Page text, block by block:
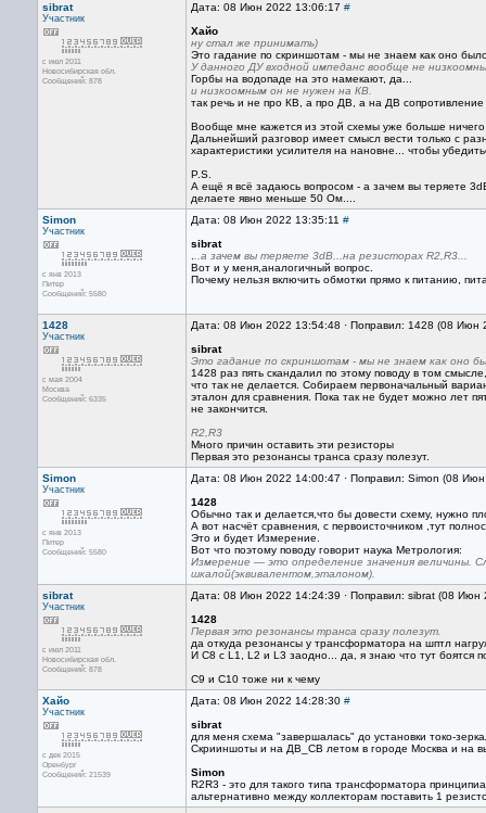
sibrat
Участник
с июл 2011
Новосибирская обл.
Сообщений: 878
Дата: 08 Июн 2022 13:06:17 #
Хайо
ну стал же принимать)
Это гадание по скриншотам - мы не знаем как оно
У данного ДУ входной импеданс вообще не
Горбы на водопаде на это намекают, да...
и низкоомным он не нужен на КВ.
так речь и не про КВ, а про ДВ, а на ДВ
Вообще мне кажется из этой схемы уже больше
Дальнейший разговор имеет смысл вести только с
характеристики усилителя на нановне... чтобы
P.S.
А ещё я всё задаюсь вопросом - а зачем вы теряете
делаете явно меньше 50 Ом....
Simon
Участник
с янв 2013
Питер
Сообщений: 5580
Дата: 08 Июн 2022 13:35:11 #
sibrat
..а зачем вы теряете 3dB...на резисторах R2,R3...
Вот и у меня,аналогичный вопрос.
Почему нельзя включить обмотки прямо к питанию,
1428
Участник
с мая 2004
Москва
Сообщений: 6335
Дата: 08 Июн 2022 13:54:48 · Поправил: 1428 (08 Июн
sibrat
Это гадание по скриншотам - мы не знаем как оно
1428 раз пять скандалил по этому поводу в том смысле,
что так не делается. Собираем первоначальный
эталон для сравнения. Пока так не будет можно лет
не закончится.
R2,R3
Много причин оставить эти резисторы
Первая это резонансы транса сразу полезут.
Simon
Участник
с янв 2013
Питер
Сообщений: 5580
Дата: 08 Июн 2022 14:00:47 · Поправил: Simon (08
1428
Обычно так и делается,что бы довести схему, нужно
А вот насчёт сравнения, с первоисточником ,тут
Это и будет Измерение.
Вот что поэтому поводу говорит наука Метрология:
Измерение — это определение значения величины.
шкалой(эквивалентом,эталоном).
sibrat
Участник
с июл 2011
Новосибирская обл.
Сообщений: 878
Дата: 08 Июн 2022 14:24:39 · Поправил: sibrat (08
1428
Первая это резонансы транса сразу полезут.
да откуда резонансы у трансформатора на шптл
И C8 с L1, L2 и L3 заодно... да, я знаю что тут боятся
C9 и С10 тоже ни к чему
Хайо
Участник
с дек 2015
Оренбург
Сообщений: 21539
Дата: 08 Июн 2022 14:28:30 #
sibrat
для меня схема "завершалась" до установки токо-
Скрииншоты и на ДВ_СВ летом в городе Москва и на
Simon
R2R3 - это для такого типа трансформатора
альтернативно между коллекторам поставить 1